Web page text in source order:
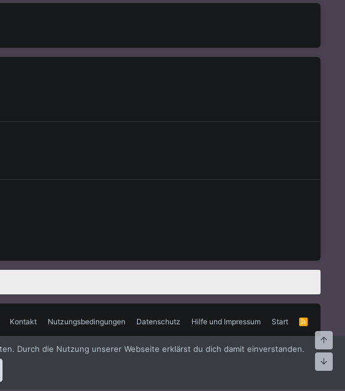
Kontakt Nutzungsbedingungen Datenschutz Hilfe und Impressum Start
R
S
Durch die Nutzung unserer Webseite erklärst du dich damit einverstanden.
Oben